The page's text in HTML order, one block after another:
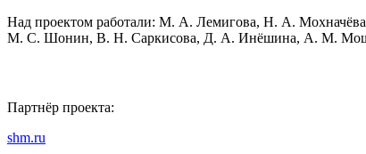
Над проектом работали: М. А. Лемигова, Н. А.
М. С. Шонин, В. Н. Саркисова, Д. А. Инёшина, А. М.
Партнёр проекта:
shm.ru